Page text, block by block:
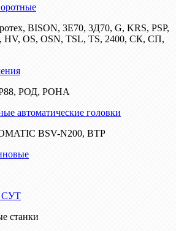
BISON, 3Е70, 3Д70, G, KRS, PSP,
HV, OS, OSN, TSL, TS, 2400, СК, СП,
РОД, РОНА
автоматические головки
BSV-N200, ВТР
СУТ
станки